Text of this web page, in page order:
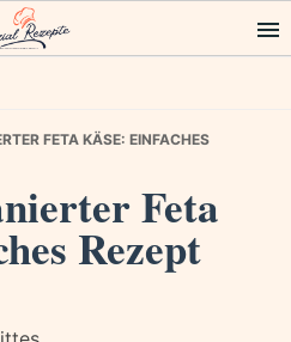
FETA KÄSE: EINFACHES
Feta
Rezept